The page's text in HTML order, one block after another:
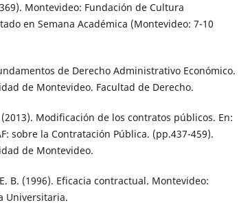
Montevideo: Fundación de Cultura
en Semana Académica (Montevideo: 7-10
de Derecho Administrativo Económico.
de Montevideo. Facultad de Derecho.
Modificación de los contratos públicos. En:
sobre la Contratación Pública. (pp.437-459).
de Montevideo.
B. (1996). Eficacia contractual. Montevideo:
Universitaria.